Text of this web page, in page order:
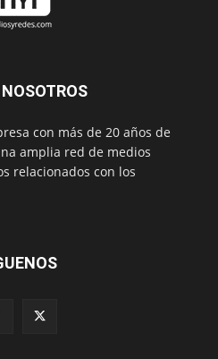
con más de 20 años de
amplia red de medios
relacionados con los